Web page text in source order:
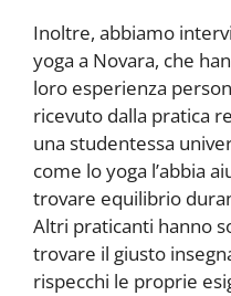
Inoltre, abbiamo
yoga a Novara, che
loro esperienza
ricevuto dalla pratica
una studentessa
come lo yoga l’abbia
trovare equilibrio
Altri praticanti hanno
trovare il giusto
rispecchi le proprie